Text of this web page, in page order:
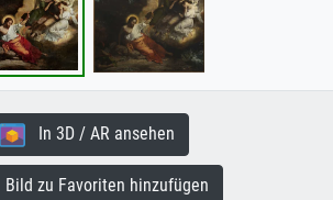
In 3D / AR ansehen
zu Favoriten hinzufügen